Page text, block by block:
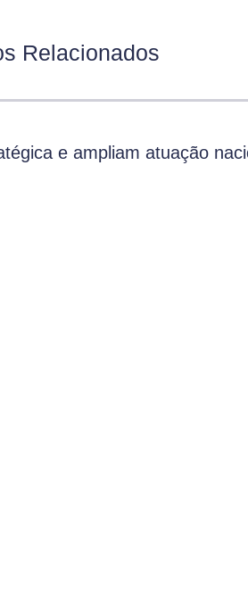
Relacionados
e ampliam atuação